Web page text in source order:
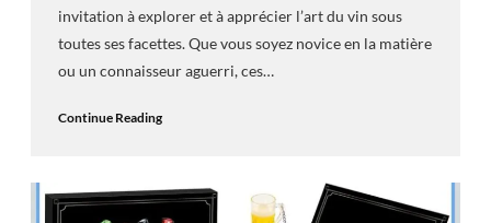
invitation à explorer et à apprécier l’art du vin sous
toutes ses facettes. Que vous soyez novice en la matière
ou un connaisseur aguerri, ces…
Continue Reading